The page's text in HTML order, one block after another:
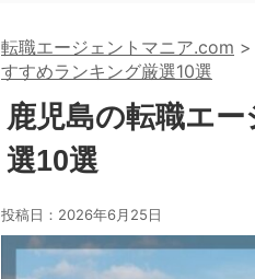
転職エージェントマニア.com >
すすめランキング厳選10選
鹿児島の転職エ
選10選
投稿日： 2026年6月25日